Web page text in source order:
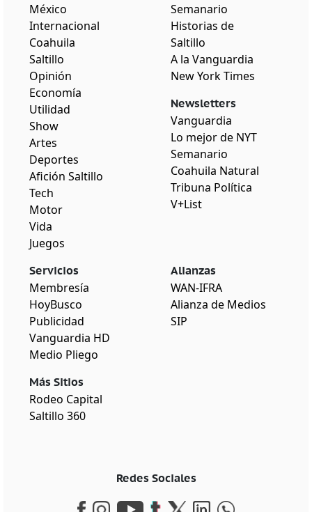
México
Internacional
Coahuila
Saltillo
Opinión
Economía
Utilidad
Show
Artes
Deportes
Afición Saltillo
Tech
Motor
Vida
Juegos
Semanario
Historias de
Saltillo
A la Vanguardia
New York Times
Newsletters
Vanguardia
Lo mejor de NYT
Semanario
Coahuila Natural
Tribuna Política
V+List
Servicios
Membresía
HoyBusco
Publicidad
Vanguardia HD
Medio Pliego
Más Sitios
Rodeo Capital
Saltillo 360
Alianzas
WAN-IFRA
Alianza de Medios
SIP
Redes Sociales